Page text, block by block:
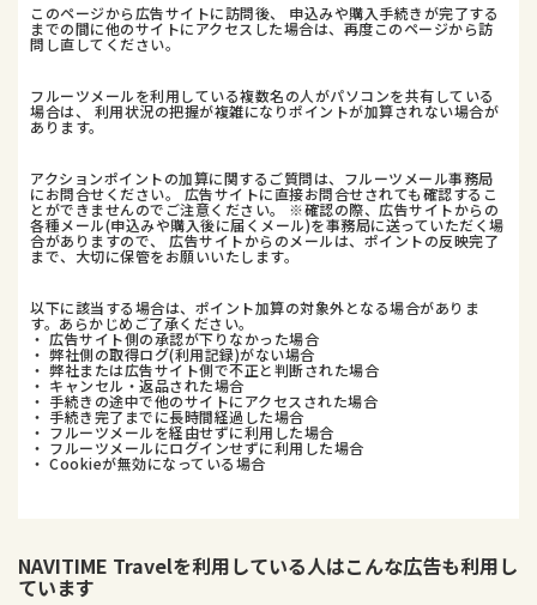
このページから広告サイトに訪問後、 申込みや購入手続きが完了する
までの間に他のサイトにアクセスした場合は、再度このページから訪
問し直してください。
フルーツメールを利用している複数名の人がパソコンを共有している
場合は、 利用状況の把握が複雑になりポイントが加算されない場合が
あります。
アクションポイントの加算に関するご質問は、フルーツメール事務局
にお問合せください。 広告サイトに直接お問合せされても確認するこ
とができませんのでご注意ください。 ※確認の際、広告サイトからの
各種メール(申込みや購入後に届くメール)を事務局に送っていただく場
合がありますので、 広告サイトからのメールは、ポイントの反映完了
まで、大切に保管をお願いいたします。
以下に該当する場合は、ポイント加算の対象外となる場合がありま
す。あらかじめご了承ください。
・ 広告サイト側の承認が下りなかった場合
・ 弊社側の取得ログ(利用記録)がない場合
・ 弊社または広告サイト側で不正と判断された場合
・ キャンセル・返品された場合
・ 手続きの途中で他のサイトにアクセスされた場合
・ 手続き完了までに長時間経過した場合
・ フルーツメールを経由せずに利用した場合
・ フルーツメールにログインせずに利用した場合
・ Cookieが無効になっている場合
NAVITIME Travelを利用している人はこんな広告も利用し
ています